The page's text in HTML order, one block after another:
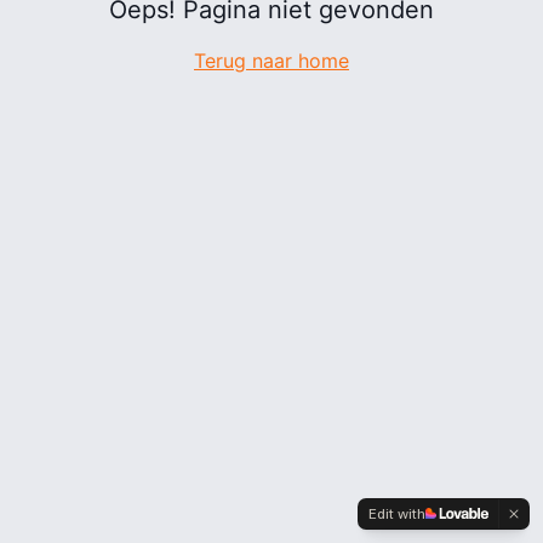
Oeps! Pagina niet gevonden
Terug naar home
Edit with